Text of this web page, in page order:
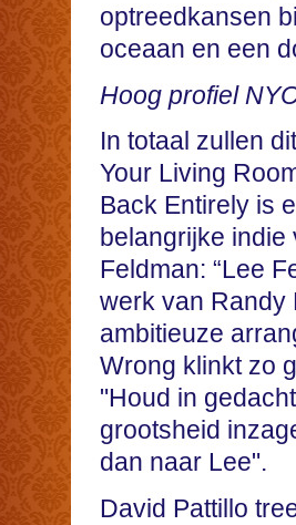
optreedkansen
oceaan en een
Hoog profiel
In totaal zullen
Your Living
Back Entirely is
belangrijke
Feldman: “Lee
werk van Randy
ambitieuze
Wrong klinkt zo
"Houd in
grootsheid
dan naar Lee".
David Pattillo